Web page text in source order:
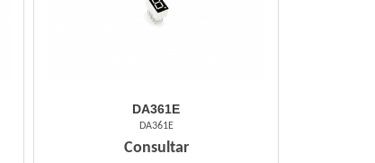
DA361E
DA361E
Consultar